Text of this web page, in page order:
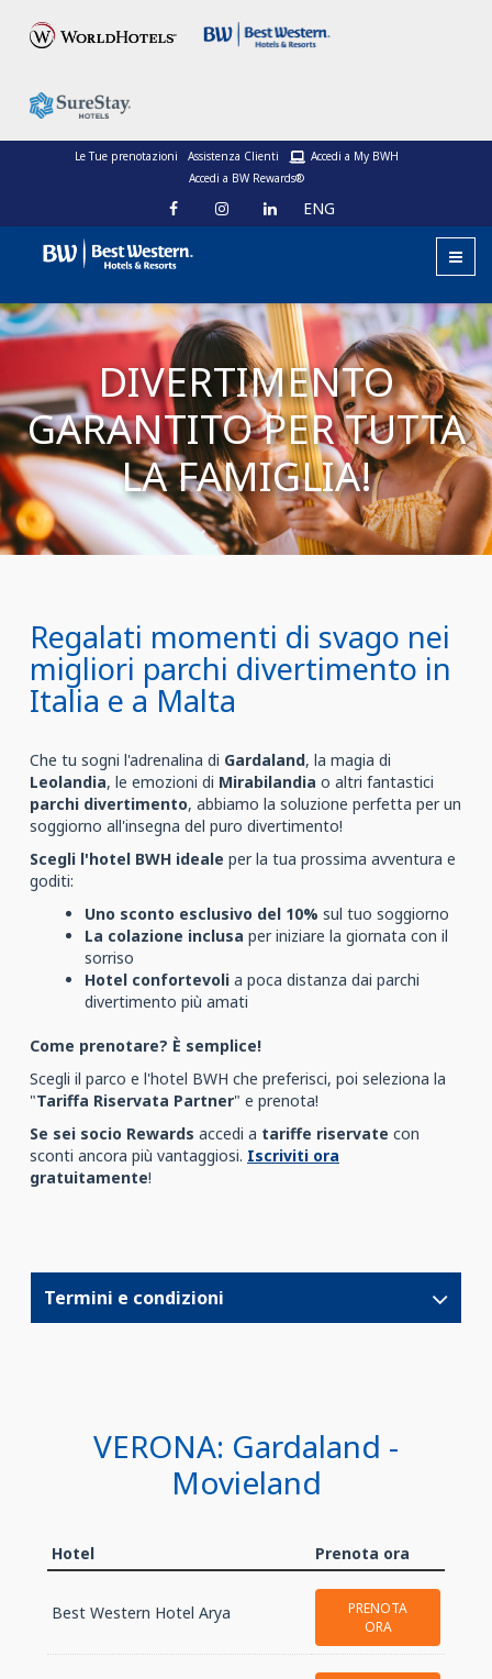
Le Tue prenotazioni Assistenza Clienti
Accedi a My BWH
Accedi a BW Rewards®
ENG
DIVERTIMENTO
GARANTITO PER TUTTA
LA FAMIGLIA!
Regalati momenti di svago nei
migliori parchi divertimento in
Italia e a Malta
Che tu sogni l'adrenalina di Gardaland, la magia di
Leolandia, le emozioni di Mirabilandia o altri fantastici
parchi divertimento, abbiamo la soluzione perfetta per un
soggiorno all'insegna del puro divertimento!
Scegli l'hotel BWH ideale per la tua prossima avventura e
goditi:
Uno sconto esclusivo del 10% sul tuo soggiorno
La colazione inclusa per iniziare la giornata con il
sorriso
Hotel confortevoli a poca distanza dai parchi
divertimento più amati
Come prenotare? È semplice!
Scegli il parco e l'hotel BWH che preferisci, poi seleziona la
"Tariffa Riservata Partner" e prenota!
Se sei socio Rewards accedi a tariffe riservate con
sconti ancora più vantaggiosi. Iscriviti ora
gratuitamente!
Termini e condizioni
VERONA: Gardaland -
Movieland
Hotel Prenota ora
Best Western Hotel Arya
PRENOTA
ORA